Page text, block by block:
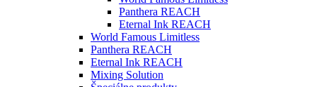
Panthera REACH
Eternal Ink REACH
World Famous Limitless
Panthera REACH
Eternal Ink REACH
Mixing Solution